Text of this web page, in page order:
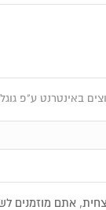
באינטרנט ע"פ
אתם מוזמנים